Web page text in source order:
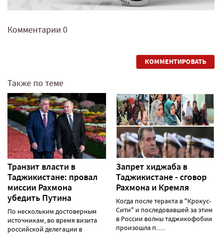
Комментарии 0
КОММЕНТИРОВАТЬ
Также по теме
Транзит власти в
Таджикистане: провал
миссии Рахмона
убедить Путина
По нескольким достоверным
источникам, во время визита
российской делегации в
Запрет хиджаба в
Таджикистане - сговор
Рахмона и Кремля
Когда после теракта в "Крокус-
Сити" и последовавшей за этим
в России волны таджикофобии
произошла п......